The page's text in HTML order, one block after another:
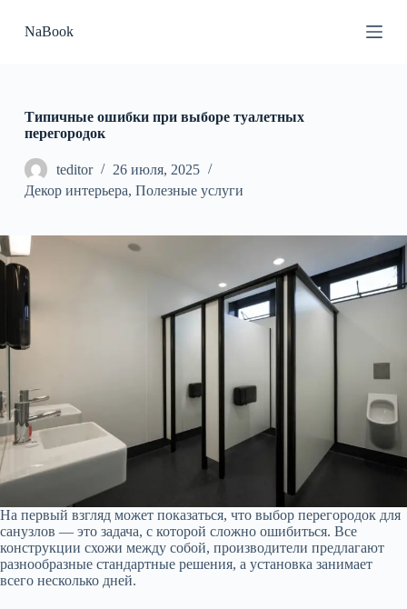
и
к
у
и
NaBook
Типичные ошибки при выборе туалетных
перегородок
teditor
26 июля, 2025
Декор интерьера, Полезные услуги
На первый взгляд может показаться, что выбор перегородок для
санузлов — это задача, с которой сложно ошибиться. Все
конструкции схожи между собой, производители предлагают
разнообразные стандартные решения, а установка занимает
всего несколько дней.